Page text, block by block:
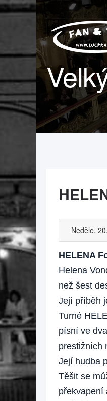
Neděle,
HELENA
Helena
než šest
Její příběh
Turné
písní ve
prestižních
Její hudba
Těšit se
překvapení